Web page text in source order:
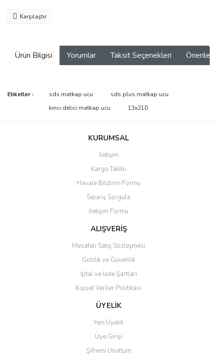
Karşılaştır
Ürün Bilgisi Yorumlar Taksit Seçenekleri
Bu ürüne ilk yorumu siz yapın!
Yorum Yaz
Bu ürünün fiyat bilgisi, resim, ürün açıklamalarında ve diğer
tarafımıza iletebilirsiniz.
Ürün açıklamasında eksik bilgiler bulunuyor.
Ürün bilgilerinde hatalar bulunuyor.
Ürün fiyatı diğer sitelerden daha pahalı.
Bu ürüne benzer farklı alternatifler olmalı.
Gönder
Etiketler : sds matkap ucu
sds plus matkap ucu
kırıcı delici matkap ucu
13x210
KURUMSAL
İletişim
Kargo Takibi
Havale Bildirim Formu
Sipariş Sorgula
İletişim Formu
ALIŞVERİŞ
Mesafeli Satış Sözleşmesi
Gizlilik ve Güvenlik
İptal ve İade Şartları
Kişisel Veriler Politikası
ÜYELİK
Yeni Üyelik
Üye Girişi
Şifremi Unuttum